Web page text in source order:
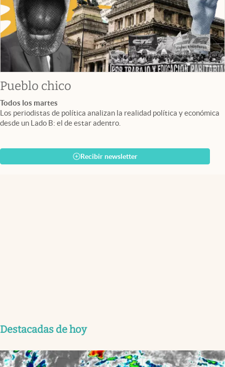
Pueblo chico
Todos los martes
Los periodistas de política analizan la realidad política y económica
desde un Lado B: el de estar adentro.
Recibir newsletter
Destacadas de hoy